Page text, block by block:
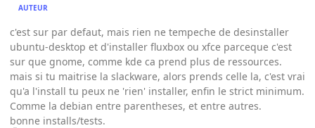
AUTEUR
c'est sur par defaut, mais rien ne tempeche de desinstaller
ubuntu-desktop et d'installer fluxbox ou xfce parceque c'est
sur que gnome, comme kde ca prend plus de ressources.
mais si tu maitrise la slackware, alors prends celle la, c'est vrai
qu'a l'install tu peux ne 'rien' installer, enfin le strict minimum.
Comme la debian entre parentheses, et entre autres.
bonne installs/tests.